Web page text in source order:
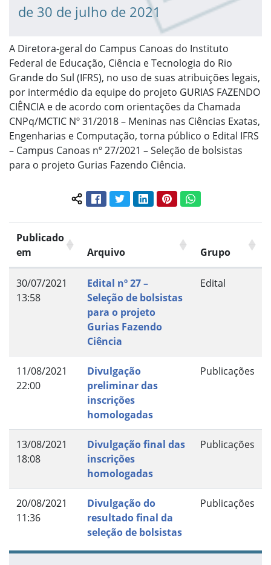
de 30 de julho de 2021
A Diretora-geral do Campus Canoas do Instituto
Federal de Educação, Ciência e Tecnologia do Rio
Grande do Sul (IFRS), no uso de suas atribuições legais,
por intermédio da equipe do projeto GURIAS FAZENDO
CIÊNCIA e de acordo com orientações da Chamada
CNPq/MCTIC Nº 31/2018 – Meninas nas Ciências Exatas,
Engenharias e Computação, torna público o Edital IFRS
– Campus Canoas nº 27/2021 – Seleção de bolsistas
para o projeto Gurias Fazendo Ciência.
Compartilhar conteúdo:
FacebookTwitterLinkedInPinterestWhatsApp
Publicado
em
Arquivo Grupo
30/07/2021
13:58
Edital nº 27 –
Seleção de bolsistas
para o projeto
Gurias Fazendo
Ciência
Edital
11/08/2021
22:00
Divulgação
preliminar das
inscrições
homologadas
Publicações
13/08/2021
18:08
Divulgação final das
inscrições
homologadas
Publicações
20/08/2021
11:36
Divulgação do
resultado final da
seleção de bolsistas
Publicações